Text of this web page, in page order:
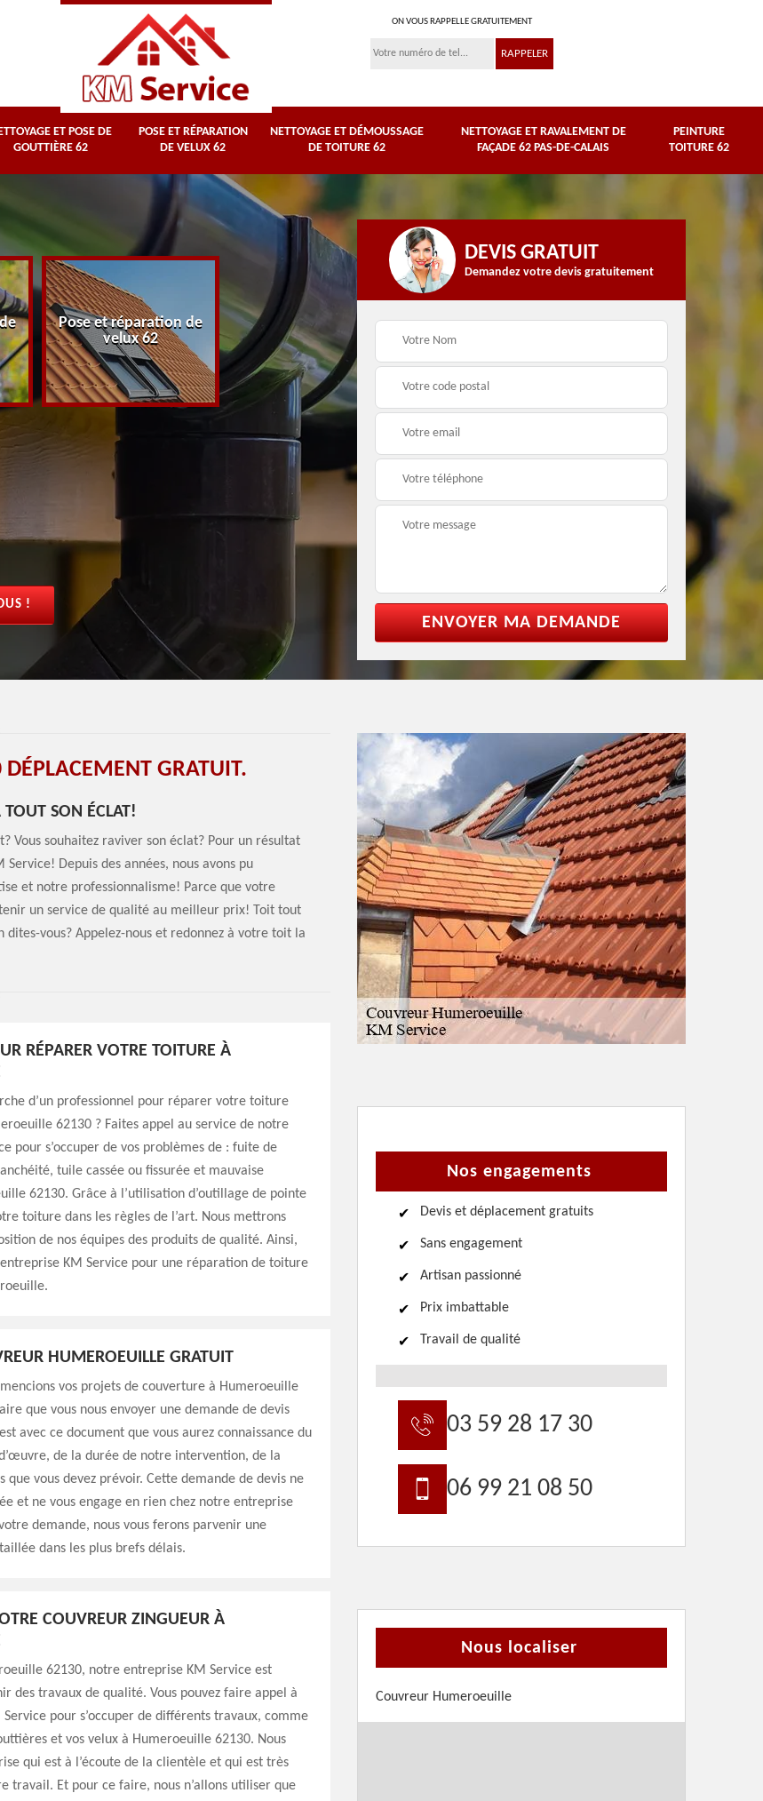
ON VOUS RAPPELLE GRATUITEMENT
ET POSE DE
GOUTTIÈRE 62
POSE ET RÉPARATION
DE VELUX 62
NETTOYAGE ET DÉMOUSSAGE
DE TOITURE 62
NETTOYAGE ET RAVALEMENT DE
FAÇADE 62 PAS-DE-CALAIS
PEINTURE
TOITURE 62
Pose et réparation de
velux 62
Nettoyage et
démoussage de
toiture 62
62 Pas-de-Calais
!
DEVIS GRATUIT
Demandez votre devis gratuitement
GRATUIT.
SON ÉCLAT!
Vous souhaitez raviver son éclat? Pour un résultat
Depuis des années, nous avons pu
et notre professionnalisme! Parce que votre
un service de qualité au meilleur prix! Toit tout
vous? Appelez-nous et redonnez à votre toit la
RÉPARER VOTRE TOITURE À
d’un professionnel pour réparer votre toiture
62130 ? Faites appel au service de notre
pour s’occuper de vos problèmes de : fuite de
tuile cassée ou fissurée et mauvaise
62130. Grâce à l’utilisation d’outillage de pointe
toiture dans les règles de l’art. Nous mettrons
de nos équipes des produits de qualité. Ainsi,
KM Service pour une réparation de toiture
HUMEROEUILLE GRATUIT
vos projets de couverture à Humeroeuille
que vous nous envoyer une demande de devis
avec ce document que vous aurez connaissance du
de la durée de notre intervention, de la
que vous devez prévoir. Cette demande de devis ne
et ne vous engage en rien chez notre entreprise
demande, nous vous ferons parvenir une
dans les plus brefs délais.
COUVREUR ZINGUEUR À
62130, notre entreprise KM Service est
des travaux de qualité. Vous pouvez faire appel à
pour s’occuper de différents travaux, comme
et vos velux à Humeroeuille 62130. Nous
qui est à l’écoute de la clientèle et qui est très
travail. Et pour ce faire, nous n’allons utiliser que
Nos engagements
Devis et déplacement gratuits
Sans engagement
Artisan passionné
Prix imbattable
Travail de qualité
03 59 28 17 30
06 99 21 08 50
Nous localiser
Couvreur Humeroeuille